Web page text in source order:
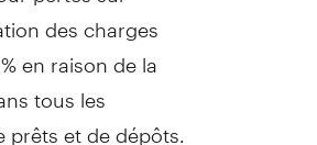
des charges
en raison de la
tous les
et de dépôts.